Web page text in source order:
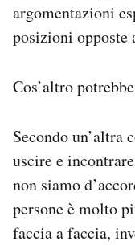
argomentazioni
posizioni opposte
Cos’altro
Secondo un’altra
uscire e
non siamo
persone è molto
faccia a faccia,